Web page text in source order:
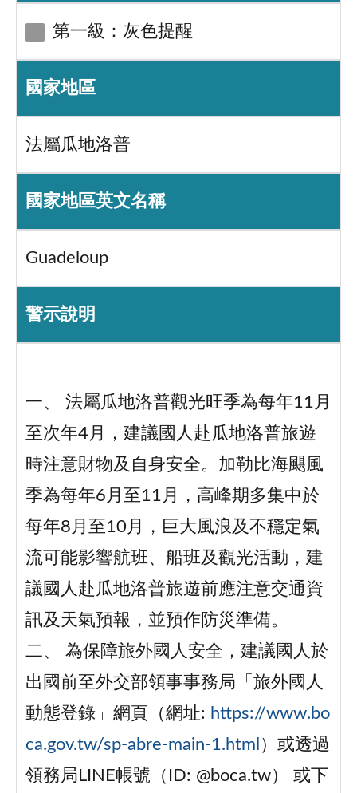
第一級：灰色提醒
國家地區
法屬瓜地洛普
國家地區英文名稱
Guadeloup
警示說明
一、 法屬瓜地洛普觀光旺季為每年11月
至次年4月，建議國人赴瓜地洛普旅遊
時注意財物及自身安全。加勒比海颶風
季為每年6月至11月，高峰期多集中於
每年8月至10月，巨大風浪及不穩定氣
流可能影響航班、船班及觀光活動，建
議國人赴瓜地洛普旅遊前應注意交通資
訊及天氣預報，並預作防災準備。
二、 為保障旅外國人安全，建議國人於
出國前至外交部領事事務局「旅外國人
動態登錄」網頁（網址: https://www.bo
ca.gov.tw/sp-abre-main-1.html ）或透過
領務局LINE帳號（ID: @boca.tw） 或下